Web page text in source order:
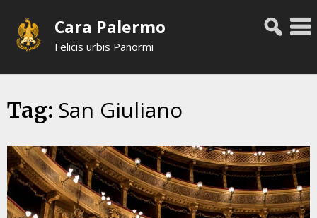
content
Cara Palermo
Felicis urbis Panormi
Tag: San Giuliano